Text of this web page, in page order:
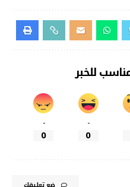
للخبر
-
0
-
0
ضع تعليقك